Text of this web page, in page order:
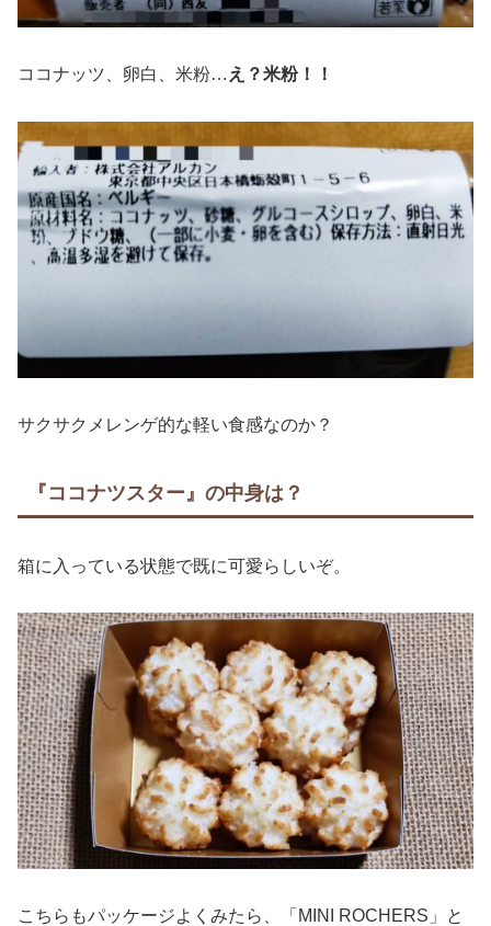
ココナッツ、卵白、米粉… え？米粉！！
サクサクメレンゲ的な軽い食感なのか？
『ココナツスター』の中身は？
箱に入っている状態で既に可愛らしいぞ。
こちらもパッケージよくみたら、「MINI ROCHERS」と